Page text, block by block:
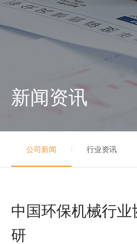
新闻资讯
公司新闻 行业资讯
中国环保机械行
研